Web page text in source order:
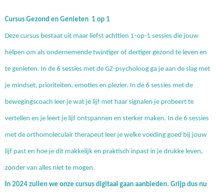
Cursus Gezond en Genieten 1 op 1
Deze cursus bestaat uit maar liefst achttien 1-op-1 sessies die jouw
helpen om als ondernemende twintiger of dertiger gezond te leven en
te genieten. In de 6 sessies met de GZ-psycholoog ga je aan de slag met
je mindset, prioriteiten, emoties en plezier. In de 6 sessies met de
bewegingscoach leer je wat je lijf met haar signalen je probeert te
vertellen en je leert je lijf ontspannen en sterker maken. In de 6 sessies
met de orthomoleculair therapeut leer je welke voeding goed bij jouw
lijf past en hoe je dit makkelijk en praktisch inpast in je drukke leven,
zonder van alles niet te mogen.
In 2024 zullen we onze cursus digitaal gaan aanbieden. Grijp dus nu